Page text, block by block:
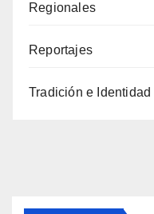
Regionales
Reportajes
Tradición e Identidad